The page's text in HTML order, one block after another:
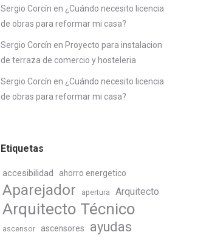
Sergio Corcín en ¿Cuándo necesito licencia
de obras para reformar mi casa?
Sergio Corcín en Proyecto para instalacion
de terraza de comercio y hosteleria
Sergio Corcín en ¿Cuándo necesito licencia
de obras para reformar mi casa?
Etiquetas
accesibilidad ahorro energetico
Aparejador apertura Arquitecto
Arquitecto Técnico
ascensor ascensores ayudas